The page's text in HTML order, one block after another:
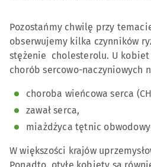
Pozostańmy chwilę przy
obserwujemy kilka czynników
stężenie cholesterolu. U kobiet
chorób sercowo-naczyniowych
choroba wieńcowa serca
zawał serca,
miażdżyca tętnic
W większości krajów